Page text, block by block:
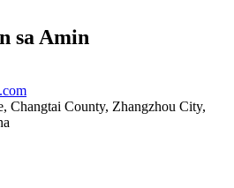
sa Amin
Changtai County, Zhangzhou City,